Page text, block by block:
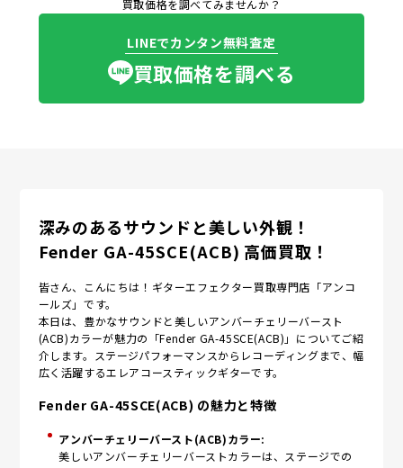
買取価格を調べてみませんか？
LINEでカンタン無料査定
買取価格を調べる
深みのあるサウンドと美しい外観！
Fender GA-45SCE(ACB) 高価買取！
皆さん、こんにちは！ギターエフェクター買取専門店「アンコ
ールズ」です。
本日は、豊かなサウンドと美しいアンバーチェリーバースト
(ACB)カラーが魅力の「Fender GA-45SCE(ACB)」についてご紹
介します。ステージパフォーマンスからレコーディングまで、幅
広く活躍するエレアコースティックギターです。
Fender GA-45SCE(ACB) の魅力と特徴
アンバーチェリーバースト(ACB)カラー:
美しいアンバーチェリーバーストカラーは、ステージでの